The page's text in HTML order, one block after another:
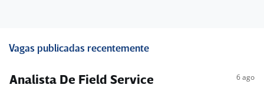
Vagas publicadas recentemente
Analista De Field Service 6 ago